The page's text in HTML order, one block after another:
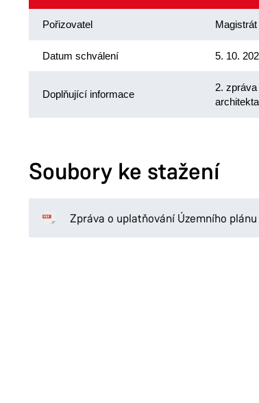
Pořizovatel
Datum schválení 5. 10.
Doplňující informace
2.
Soubory ke stažení
Zpráva o uplatňování Územního